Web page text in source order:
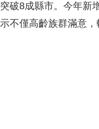
突破8成縣市。今年新
示不僅高齡族群滿意，